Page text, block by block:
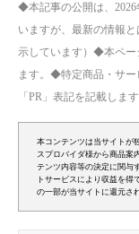
◆本記事の公開は、2026
いますが、最新の情報
示しています）◆本ペー
ます。◆特定商品・サー
「PR」表記を記載します
本コンテンツは当サイトが
スプロバイダ様から商品案
テンツ内容等の決定に関与
トサービスにより収益を
の一部が当サイトに還元さ